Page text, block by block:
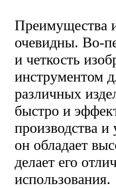
Преимущества
очевидны. Во-
и четкость
инструментом
различных
быстро и
производства
он обладает
делает его
использования.